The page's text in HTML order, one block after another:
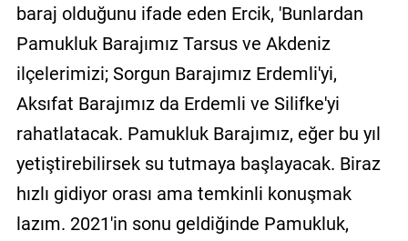
baraj olduğunu ifade eden Ercik, 'Bunlardan
Pamukluk Barajımız Tarsus ve Akdeniz
ilçelerimizi; Sorgun Barajımız Erdemli'yi,
Aksıfat Barajımız da Erdemli ve Silifke'yi
rahatlatacak. Pamukluk Barajımız, eğer bu yıl
yetiştirebilirsek su tutmaya başlayacak. Biraz
hızlı gidiyor orası ama temkinli konuşmak
lazım. 2021'in sonu geldiğinde Pamukluk,